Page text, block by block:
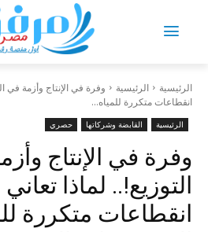
الرئيسية الرئيسية
وفرة في الإنتاج وأزمة في
انقطاعات متكررة للمياه...
الرئيسية القابضة وشركاتها حصري
وفرة في الإنتاج
التوزيع!.. لماذا
انقطاعات متكررة